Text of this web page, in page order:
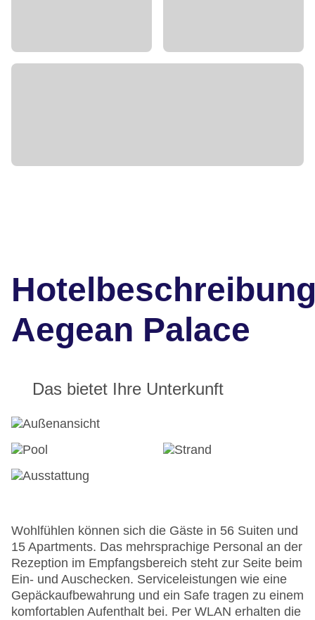
Aegean Palace
Das bietet Ihre Unterkunft
Wohlfühlen können sich die Gäste in 56 Suiten und
15 Apartments. Das mehrsprachige Personal an der
Rezeption im Empfangsbereich steht zur Seite beim
Ein- und Auschecken. Serviceleistungen wie eine
Gepäckaufbewahrung und ein Safe tragen zu einem
komfortablen Aufenthalt bei. Per WLAN erhalten die